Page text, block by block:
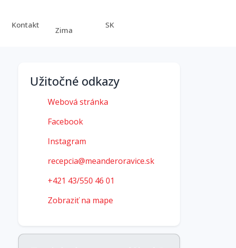
Kontakt
Zima
SK
Užitočné odkazy
Webová stránka
Facebook
Instagram
recepcia@meanderoravice.sk
+421 43/550 46 01
Zobraziť na mape